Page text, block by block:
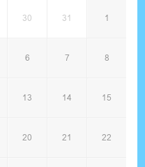
30 31 1
6 7 8
13 14 15
20 21 22